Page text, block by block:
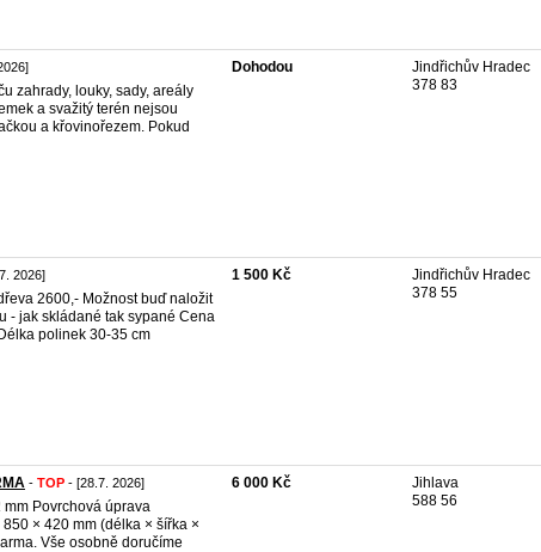
zahrady, louky, sady, areály
a svažitý terén nejsou
a křovinořezem. Pokud
Dohodou
Jindřichův Hradec
378 83
2026]
2600,- Možnost buď naložit
- jak skládané tak sypané Cena
polinek 30-35 cm
1 500 Kč
Jindřichův Hradec
378 55
- TOP - [28.7. 2026]
Povrchová úprava
× 420 mm (délka × šířka ×
Vše osobně doručíme
6 000 Kč
Jihlava
588 56